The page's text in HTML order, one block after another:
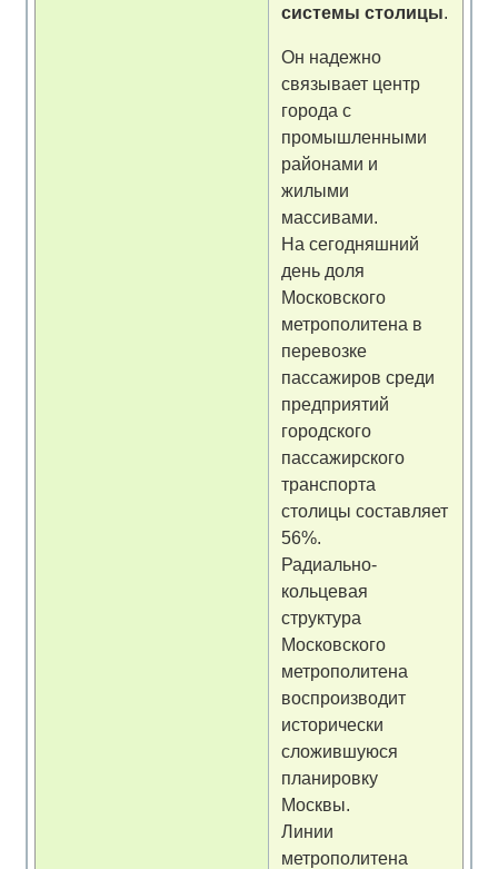
системы столицы.
Он надежно
связывает центр
города с
промышленными
районами и
жилыми
массивами.
На сегодняшний
день доля
Московского
метрополитена в
перевозке
пассажиров среди
предприятий
городского
пассажирского
транспорта
столицы составляет
56%.
Радиально-
кольцевая
структура
Московского
метрополитена
воспроизводит
исторически
сложившуюся
планировку
Москвы.
Линии
метрополитена